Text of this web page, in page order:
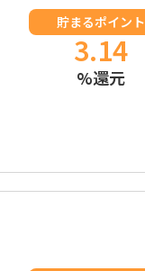
貯まるポイント
3.14
%還元